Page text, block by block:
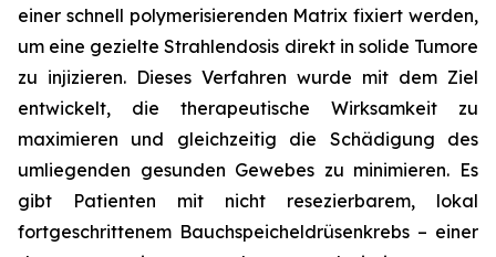
einer schnell polymerisierenden Matrix fixiert werden,
um eine gezielte Strahlendosis direkt in solide Tumore
zu injizieren. Dieses Verfahren wurde mit dem Ziel
entwickelt, die therapeutische Wirksamkeit zu
maximieren und gleichzeitig die Schädigung des
umliegenden gesunden Gewebes zu minimieren. Es
gibt Patienten mit nicht resezierbarem, lokal
fortgeschrittenem Bauchspeicheldrüsenkrebs – einer